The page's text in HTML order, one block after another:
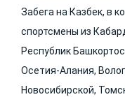
Забега на Казбек, в
спортсмены из
Республик
Осетия-Алания,
Новосибирской,